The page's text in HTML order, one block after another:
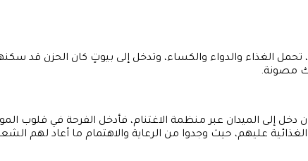
الغذاء والدواء والكساء، وتدخل إلى بيوتٍ كان الحزن قد
مصونة.
دخل إلى الميدان عبر منظمة الاغتنام، فأدخل الفرحة في
عليهم، حيث وجدوا من الرعاية والاهتمام ما أعاد لهم الشعور